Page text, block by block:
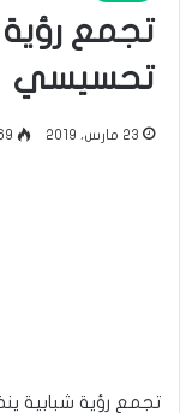
تجمع رؤية
تحسيسي
23 مارس، 2019
تجمع رؤية شبابية